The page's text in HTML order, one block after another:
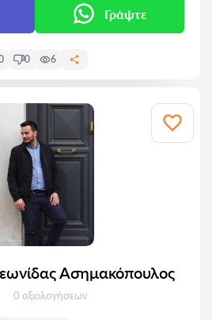
Γράψτε
0 6
Ασημακόπουλος
Αξιολογήσεις:
0 αξιολογήσεων